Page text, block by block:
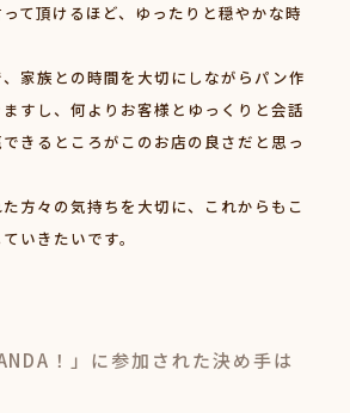
て頂けるほど、ゆったりと穏やかな時
家族との時間を大切にしながらパン作
すし、何よりお客様とゆっくりと会話
きるところがこのお店の良さだと思っ
方々の気持ちを大切に、これからもこ
いきたいです。
！」に参加された決め手は